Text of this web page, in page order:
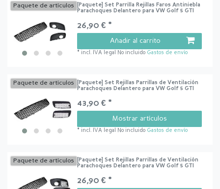
Paquete de artículos
[Paquete] Set Parrilla Rejillas Faros Antiniebla
Parachoques Delantero para VW Golf 5 GTI
26,90 € *
Añadir al carrito
* incl. IVA legal No incluido Gastos de envío
Paquete de artículos
[Paquete] Set Rejillas Parrillas de Ventilación
Parachoques Delantero para VW Golf 5 GTI
43,90 € *
Mostrar artículos
* incl. IVA legal No incluido Gastos de envío
Paquete de artículos
[Paquete] Set Rejillas Parrillas de Ventilación
Parachoques Delantero para VW Golf 5 GTI
26,90 € *